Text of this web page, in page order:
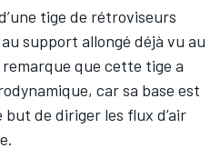
tige de rétroviseurs
support allongé déjà vu au
que cette tige a
car sa base est
de diriger les flux d’air